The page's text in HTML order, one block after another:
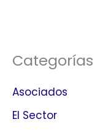
Categorías
Asociados
El Sector